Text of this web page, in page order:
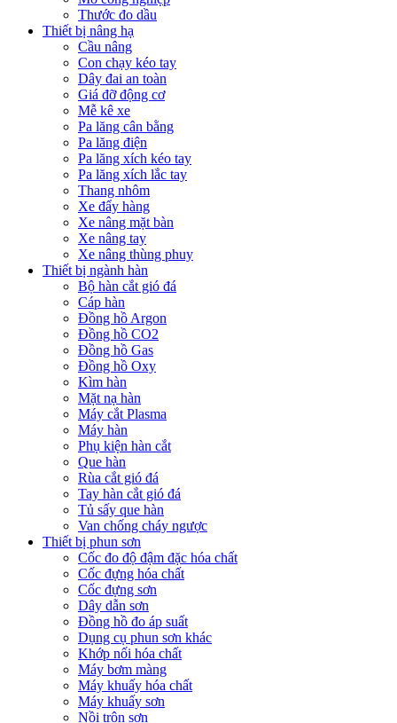
Thước đo dầu
Thiết bị nâng hạ
Cầu nâng
Con chạy kéo tay
Dây đai an toàn
Giá đỡ động cơ
Mễ kê xe
Pa lăng cân bằng
Pa lăng điện
Pa lăng xích kéo tay
Pa lăng xích lắc tay
Thang nhôm
Xe đẩy hàng
Xe nâng mặt bàn
Xe nâng tay
Xe nâng thùng phuy
Thiết bị ngành hàn
Bộ hàn cắt gió đá
Cáp hàn
Đồng hồ Argon
Đồng hồ CO2
Đồng hồ Gas
Đồng hồ Oxy
Kìm hàn
Mặt nạ hàn
Máy cắt Plasma
Máy hàn
Phụ kiện hàn cắt
Que hàn
Rùa cắt gió đá
Tay hàn cắt gió đá
Tủ sấy que hàn
Van chống cháy ngược
Thiết bị phun sơn
Cốc đo độ đậm đặc hóa chất
Cốc đựng hóa chất
Cốc đựng sơn
Dây dẫn sơn
Đồng hồ đo áp suất
Dụng cụ phun sơn khác
Khớp nối hóa chất
Máy bơm màng
Máy khuấy hóa chất
Máy khuấy sơn
Nồi trộn sơn